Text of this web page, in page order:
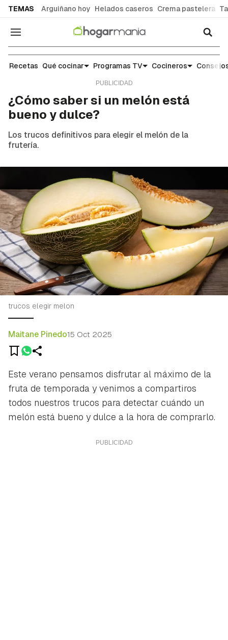
TEMAS Arguiñano hoy Helados caseros Crema pastelera
Navegación
Escuela de cocina: trucos y consejos para el día
Recetas Qué cocinar Programas TV Cocineros
¿Cómo saber si un melón está
bueno y dulce?
Los trucos definitivos para elegir el melón de la
frutería.
trucos elegir melon
Maitane Pinedo15 Oct 2025
Este verano pensamos disfrutar al máximo de la
fruta de temporada y venimos a compartiros
todos nuestros trucos para detectar cuándo un
melón está bueno y dulce a la hora de comprarlo.